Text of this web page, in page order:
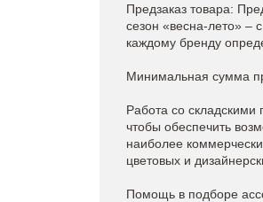
Предзаказ товара:
сезон «весна-лето» –
каждому бренду
Минимальная сумма
Работа со
чтобы обеспечить
наиболее
цветовых и
Помощь в подборе